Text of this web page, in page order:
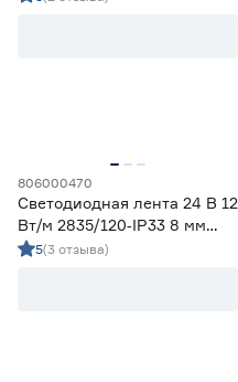
1
3
806000470
Светодиодная лента 24 В 12
Вт/м 2835/120‑IP33 8 мм
холодный 5 м Geniled
5(3 отзыва)